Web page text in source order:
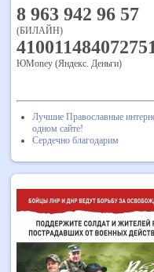
8 963 942 96 57
(БИЛАЙН)
ЮMoney (Яндекс. Деньги)
Лучшие Православные
одном сайте!
Сердечно благодарим